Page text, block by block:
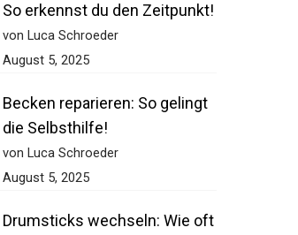
So erkennst du den
Zeitpunkt!
von Luca Schroeder
Becken reparieren: So gelingt
die Selbsthilfe!
von Luca Schroeder